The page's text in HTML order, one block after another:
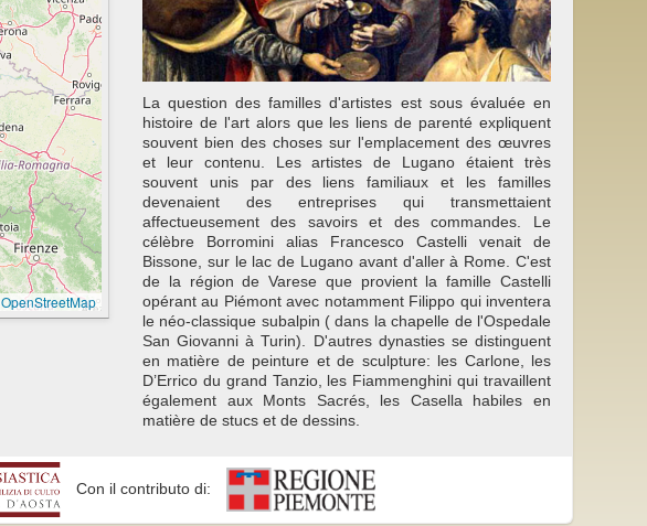
OpenStreetMap
La question des familles d'artistes est sous évaluée en
histoire de l'art alors que les liens de parenté expliquent
souvent bien des choses sur l'emplacement des œuvres
et leur contenu. Les artistes de Lugano étaient très
souvent unis par des liens familiaux et les familles
devenaient des entreprises qui transmettaient
affectueusement des savoirs et des commandes. Le
célèbre Borromini alias Francesco Castelli venait de
Bissone, sur le lac de Lugano avant d'aller à Rome. C'est
de la région de Varese que provient la famille Castelli
opérant au Piémont avec notamment Filippo qui inventera
le néo-classique subalpin ( dans la chapelle de l'Ospedale
San Giovanni à Turin). D'autres dynasties se distinguent
en matière de peinture et de sculpture: les Carlone, les
D’Errico du grand Tanzio, les Fiammenghini qui travaillent
également aux Monts Sacrés, les Casella habiles en
matière de stucs et de dessins.
Con il contributo di: